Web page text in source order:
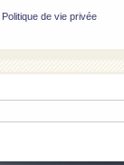
Politique de vie privée